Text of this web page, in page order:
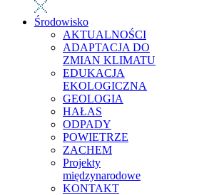
Środowisko
AKTUALNOŚCI
ADAPTACJA DO
ZMIAN KLIMATU
EDUKACJA
EKOLOGICZNA
GEOLOGIA
HAŁAS
ODPADY
POWIETRZE
ZACHEM
Projekty
międzynarodowe
KONTAKT